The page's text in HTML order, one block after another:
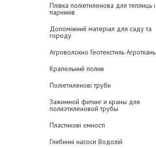
Плівка поліетиленова для теплиць і
парників
Допоміжний матеріал для саду та
городу
Агроволокно Геотекстиль Агроткань
Крапельний полив
Поліетиленові труби
Зажимной фитинг и краны для
полиэтиленовой трубы
Пластикові ємності
Глибинні насоси Водолій